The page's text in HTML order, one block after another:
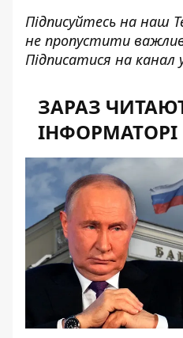
Підписуйтесь на наш
не пропустити
Підписатися на
ЗАРАЗ
ІНФОРМАТОРІ